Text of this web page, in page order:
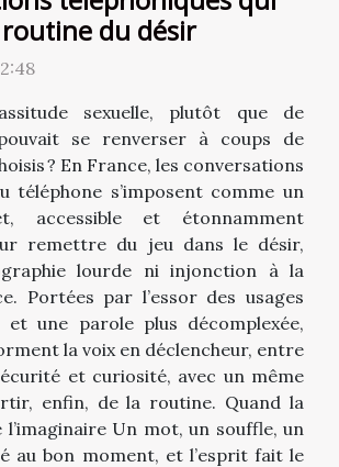
du désir
sexuelle, plutôt que de
pouvait se renverser à coups de
? En France, les conversations
téléphone s’imposent comme un
accessible et étonnamment
remettre du jeu dans le désir,
lourde ni injonction à la
Portées par l’essor des usages
et une parole plus décomplexée,
la voix en déclencheur, entre
et curiosité, avec un même
enfin, de la routine. Quand la
l’imaginaire Un mot, un souffle, un
au bon moment, et l’esprit fait le